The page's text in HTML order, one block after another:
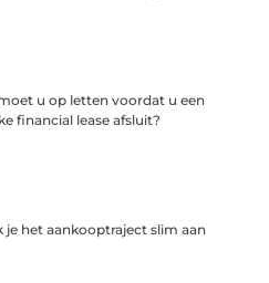
u op letten voordat u een
financial lease afsluit?
je het aankooptraject slim aan